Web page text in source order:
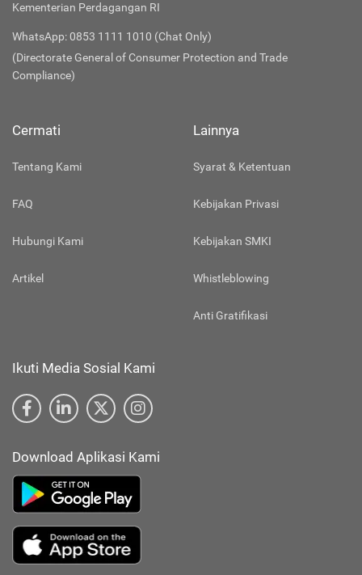
Kementerian Perdagangan RI
WhatsApp: 0853 1111 1010 (Chat Only)
(Directorate General of Consumer Protection and Trade
Compliance)
Cermati
Tentang Kami
FAQ
Hubungi Kami
Artikel
Lainnya
Syarat & Ketentuan
Kebijakan Privasi
Kebijakan SMKI
Whistleblowing
Anti Gratifikasi
Ikuti Media Sosial Kami
Download Aplikasi Kami